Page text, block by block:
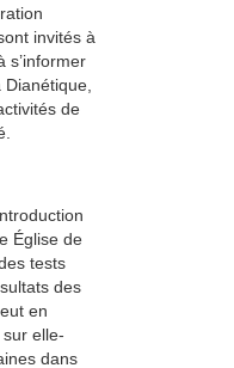
invités à
s’informer
de
Église de
tests
des
en
elle-
dans